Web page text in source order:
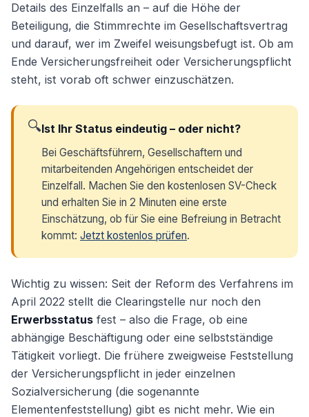
Details des Einzelfalls an – auf die Höhe der
Beteiligung, die Stimmrechte im Gesellschaftsvertrag
und darauf, wer im Zweifel weisungsbefugt ist. Ob am
Ende Versicherungsfreiheit oder Versicherungspflicht
steht, ist vorab oft schwer einzuschätzen.
🔍Ist Ihr Status eindeutig – oder nicht?
Bei Geschäftsführern, Gesellschaftern und
mitarbeitenden Angehörigen entscheidet der
Einzelfall. Machen Sie den kostenlosen SV-Check
und erhalten Sie in 2 Minuten eine erste
Einschätzung, ob für Sie eine Befreiung in Betracht
kommt: Jetzt kostenlos prüfen.
Wichtig zu wissen: Seit der Reform des Verfahrens im
April 2022 stellt die Clearingstelle nur noch den
Erwerbsstatus fest – also die Frage, ob eine
abhängige Beschäftigung oder eine selbstständige
Tätigkeit vorliegt. Die frühere zweigweise Feststellung
der Versicherungspflicht in jeder einzelnen
Sozialversicherung (die sogenannte
Elementenfeststellung) gibt es nicht mehr. Wie ein